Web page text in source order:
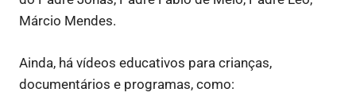
Márcio Mendes.
Ainda, há vídeos educativos para crianças,
documentários e programas, como: